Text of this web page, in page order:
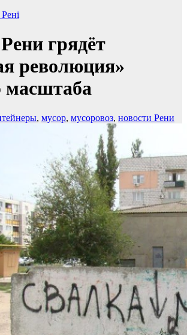
Рені
грядёт
революция»
масштаба
, мусор, мусоровоз, новости Рени